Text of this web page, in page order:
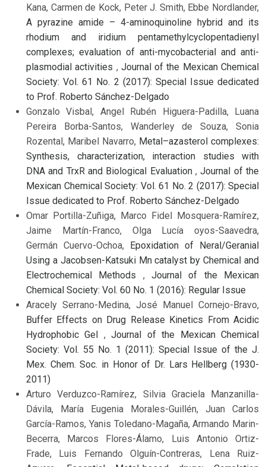
Kana, Carmen de Kock, Peter J. Smith, Ebbe Nordlander,
A pyrazine amide – 4-aminoquinoline hybrid and its
rhodium and iridium pentamethylcyclopentadienyl
complexes; evaluation of anti-mycobacterial and anti-
plasmodial activities , Journal of the Mexican Chemical
Society: Vol. 61 No. 2 (2017): Special Issue dedicated
to Prof. Roberto Sánchez-Delgado
Gonzalo Visbal, Angel Rubén Higuera-Padilla, Luana
Pereira Borba-Santos, Wanderley de Souza, Sonia
Rozental, Maribel Navarro, Metal–azasterol complexes:
Synthesis, characterization, interaction studies with
DNA and TrxR and Biological Evaluation ,Journal of the
Mexican Chemical Society: Vol. 61 No. 2 (2017): Special
Issue dedicated to Prof. Roberto Sánchez-Delgado
Omar Portilla-Zuñiga, Marco Fidel Mosquera-Ramírez,
Jaime Martín-Franco, Olga Lucía oyos-Saavedra,
Germán Cuervo-Ochoa,
Epoxidation of Neral/Geranial
Using a Jacobsen-Katsuki Mn catalyst by Chemical and
Electrochemical Methods ,Journal of the Mexican
Chemical Society: Vol. 60 No. 1 (2016): Regular Issue
Aracely Serrano-Medina, José Manuel Cornejo-Bravo,
Buffer Effects on Drug Release Kinetics From Acidic
Hydrophobic Gel ,Journal of the Mexican Chemical
Society: Vol. 55 No. 1 (2011): Special Issue of the J.
Mex. Chem. Soc. in Honor of Dr. Lars Hellberg (1930-
2011)
Arturo Verduzco-Ramírez, Silvia Graciela Manzanilla-
Dávila, María Eugenia Morales-Guillén, Juan Carlos
García-Ramos, Yanis Toledano-Magaña, Armando Marin-
Becerra, Marcos Flores-Álamo, Luis Antonio Ortiz-
Frade, Luis Fernando Olguín-Contreras, Lena Ruiz-